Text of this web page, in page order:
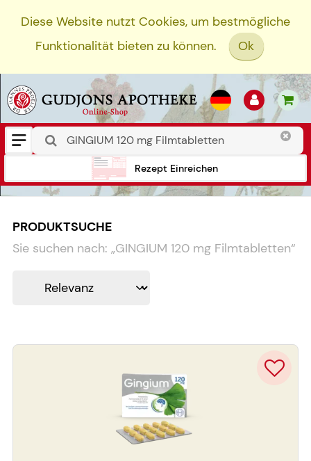
Diese Website nutzt Cookies, um bestmögliche
Funktionalität bieten zu können.
Ok
Rezept Einreichen
PRODUKTSUCHE
Sie suchen nach: „GINGIUM 120 mg Filmtabletten“